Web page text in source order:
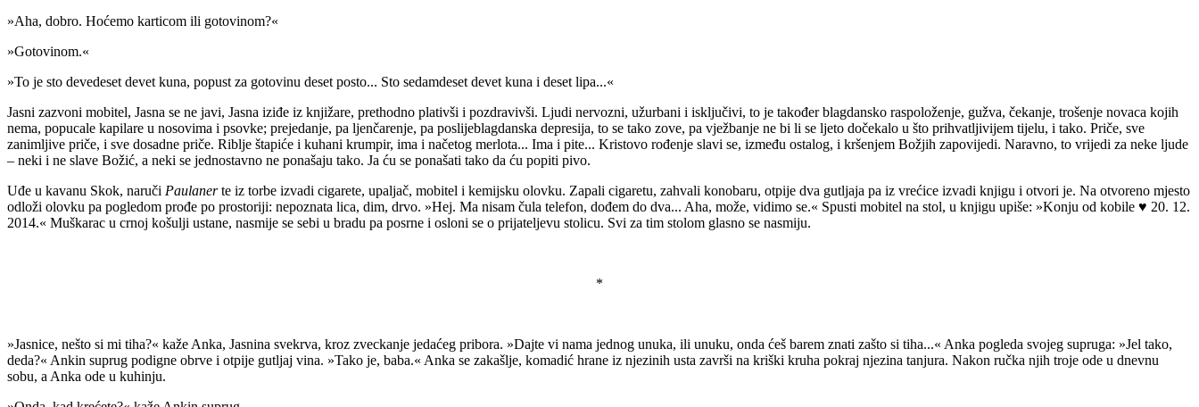
»Aha, dobro. Hoćemo karticom ili gotovinom?«
»Gotovinom.«
»To je sto devedeset devet kuna, popust za gotovinu deset posto... Sto sedamdeset devet kuna i deset lipa...«
Jasni zazvoni mobitel, Jasna se ne javi, Jasna iziđe iz knjižare, prethodno plativši i pozdravivši. Ljudi nervozni, užurbani i isključivi, to je također blagdansko raspoloženje, gužva, čekanje, trošenje novaca kojih
nema, popucale kapilare u nosovima i psovke; prejedanje, pa ljenčarenje, pa poslijeblagdanska depresija, to se tako zove, pa vježbanje ne bi li se ljeto dočekalo u što prihvatljivijem tijelu, i tako. Priče, sve
zanimljive priče, i sve dosadne priče. Riblje štapiće i kuhani krumpir, ima i načetog merlota... Ima i pite... Kristovo rođenje slavi se, između ostalog, i kršenjem Božjih zapovijedi. Naravno, to vrijedi za neke ljude
– neki i ne slave Božić, a neki se jednostavno ne ponašaju tako. Ja ću se ponašati tako da ću popiti pivo.
Uđe u kavanu Skok, naruči Paulanerte iz torbe izvadi cigarete, upaljač, mobitel i kemijsku olovku. Zapali cigaretu, zahvali konobaru, otpije dva gutljaja pa iz vrećice izvadi knjigu i otvori je. Na otvoreno mjesto
odloži olovku pa pogledom prođe po prostoriji: nepoznata lica, dim, drvo. »Hej. Ma nisam čula telefon, dođem do dva... Aha, može, vidimo se.« Spusti mobitel na stol, u knjigu upiše: »Konju od kobile ♥ 20. 12.
2014.« Muškarac u crnoj košulji ustane, nasmije se sebi u bradu pa posrne i osloni se o prijateljevu stolicu. Svi za tim stolom glasno se nasmiju.
*
»Jasnice, nešto si mi tiha?« kaže Anka, Jasnina svekrva, kroz zveckanje jedaćeg pribora. »Dajte vi nama jednog unuka, ili unuku, onda ćeš barem znati zašto si tiha...« Anka pogleda svojeg supruga: »Jel tako,
deda?« Ankin suprug podigne obrve i otpije gutljaj vina. »Tako je, baba.« Anka se zakašlje, komadić hrane iz njezinih usta završi na kriški kruha pokraj njezina tanjura. Nakon ručka njih troje ode u dnevnu
sobu, a Anka ode u kuhinju.